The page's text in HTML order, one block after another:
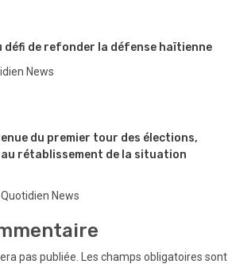
défi de refonder la défense haïtienne
News
du premier tour des élections,
rétablissement de la situation
Quotidien News
pas publiée.
Les champs obligatoires sont